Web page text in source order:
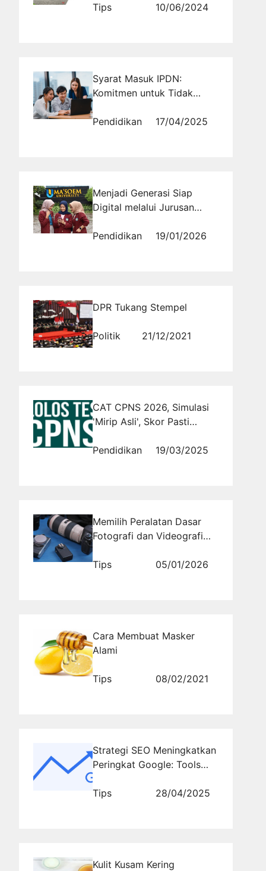
Tips 10/06/2024
Syarat Masuk IPDN:
Komitmen untuk Tidak
Pendidikan
17/04/2025
Menjadi Generasi Siap
Digital melalui Jurusan
Universitas Masoem
Pendidikan 19/01/2026
DPR Tukang Stempel
Politik 21/12/2021
CAT CPNS 2026, Simulasi
'Mirip Asli', Skor Pasti
Pendidikan
19/03/2025
Memilih Peralatan Dasar
Fotografi dan Videografi
Tips
05/01/2026
Cara Membuat Masker
Alami
Tips 08/02/2021
Strategi SEO Meningkatkan
Peringkat Google: Tools
Tips
28/04/2025
Kulit Kusam Kering